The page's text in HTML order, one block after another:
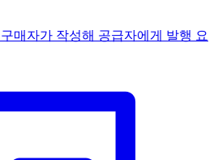
구매자가 작성해 공급자에게 발행 요